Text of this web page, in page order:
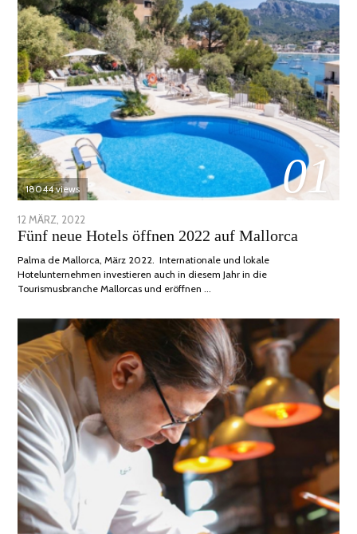
01
18044 views
POSTED
ON
12 MÄRZ, 2022
DEZEMBER,
Fünf neue Hotels öffnen 2022 auf Mallorca
Palma de Mallorca, März 2022. Internationale und lokale
Hotelunternehmen investieren auch in diesem Jahr in die
Tourismusbranche Mallorcas und eröffnen …